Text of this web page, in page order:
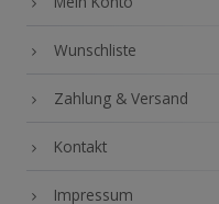
Wunschliste
Zahlung & Versand
Kontakt
Impressum